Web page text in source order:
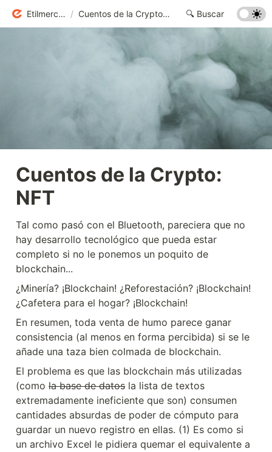
Etilmercurio / Cuentos de la Crypto: NFT
Cuentos de la Crypto:
NFT
Tal como pasó con el Bluetooth, pareciera que no
hay desarrollo tecnológico que pueda estar
completo si no le ponemos un poquito de
blockchain...
¿Minería? ¡Blockchain! ¿Reforestación? ¡Blockchain!
¿Cafetera para el hogar? ¡Blockchain!
En resumen, toda venta de humo parece ganar
consistencia (al menos en forma percibida) si se le
añade una taza bien colmada de blockchain.
El problema es que las blockchain más utilizadas
(como la base de datos la lista de textos
extremadamente ineficiente que son) consumen
cantidades absurdas de poder de cómputo para
guardar un nuevo registro en ellas. (1) Es como si
un archivo Excel le pidiera quemar el equivalente a